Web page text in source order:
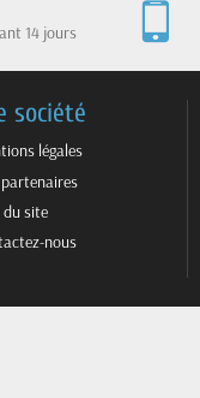
14 jours
société
légales
du site
nous